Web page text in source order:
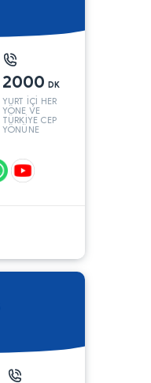
2000 DK
YURT İÇİ HER
YÖNE VE
TÜRKİYE CEP
YÖNÜNE